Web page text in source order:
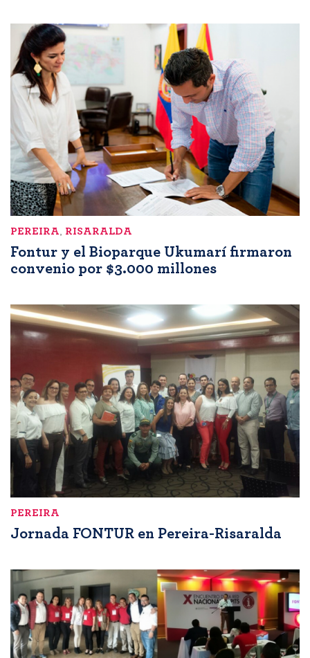
PEREIRA, RISARALDA
Fontur y el Bioparque Ukumarí firmaron
convenio por $3.000 millones
PEREIRA
Jornada FONTUR en Pereira-Risaralda